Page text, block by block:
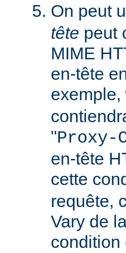
On peut
tête peut
MIME
en-tête
exemple,
"Proxy-
en-tête
cette
requête,
Vary de